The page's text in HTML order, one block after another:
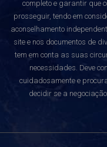
completo e garantir que
prosseguir, tendo em
aconselhamento
site e nos documentos de
tem em conta as suas
necessidades. Deve
cuidadosamente e
decidir se a